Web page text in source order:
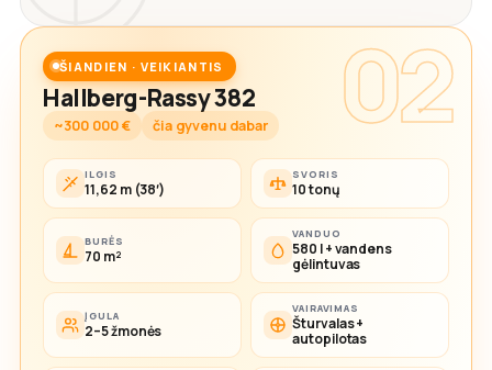
02
ŠIANDIEN · VEIKIANTIS
Hallberg-Rassy 382
~300 000 € čia gyvenu dabar
ILGIS
11,62 m (38′)
SVORIS
10 tonų
BURĖS
70 m²
VANDUO
580 l + vandens
gėlintuvas
ĮGULA
2–5 žmonės
VAIRAVIMAS
Šturvalas +
autopilotas